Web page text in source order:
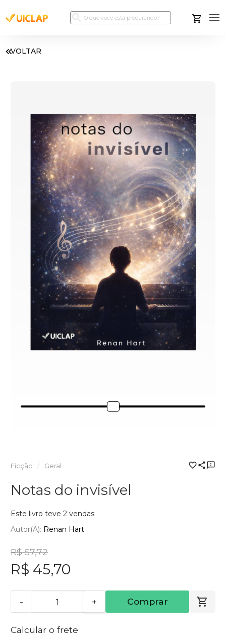
VOLTAR
Ficção Geral
Notas do invisível
Este livro teve 2 vendas
Autor(a): Renan Hart
R$ 57,72
R$ 45,70
- + Comprar
Calcular o frete